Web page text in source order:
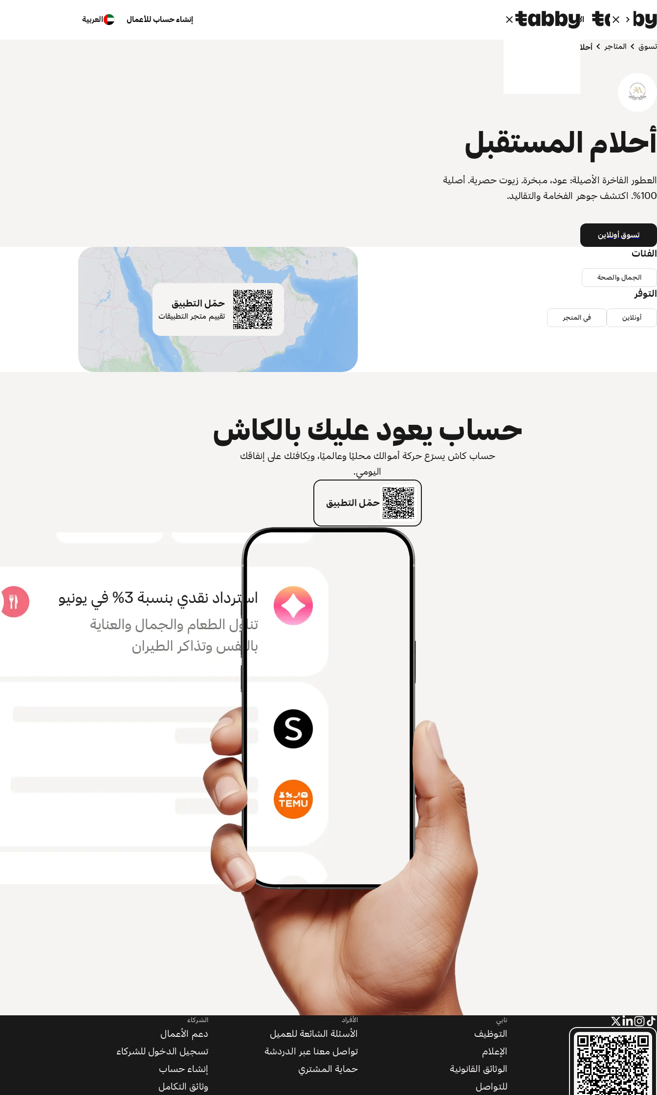
الأفراد الشركاء إنشاء حساب للأعمال العربية
تسوق المتاجر أحلام المستقبل
أحلام المستقبل
العطور الفاخرة الأصيلة: عود، مبخرة. زيوت حصرية. أصلية
100%. اكتشف جوهر الفخامة والتقاليد.
تسوق أونلاين
حمّل التطبيق
تقييم متجر التطبيقات
الفئات
الجمال والصحة
التوفر
أونلاين في المتجر
حساب يعود عليك بالكاش
حساب كاش يسرّع حركة أموالك محليًا وعالميًا، ويكافئك على إنفاقك
اليومي.
حمّل التطبيق
تابي
التوظيف
الإعلام
الوثائق القانونية
للتواصل
الأفراد
الأسئلة الشائعة للعميل
تواصل معنا عبر الدردشة
حماية المشتري
الشركاء
دعم الأعمال
تسجيل الدخول للشركاء
إنشاء حساب
وثائق التكامل